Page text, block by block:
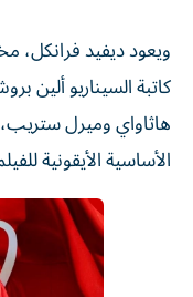
ويعود ديفيد فرانكل،
كاتبة السيناريو ‌ألين
هاثاواي وميرل ستريب،
الأساسية الأيقونية